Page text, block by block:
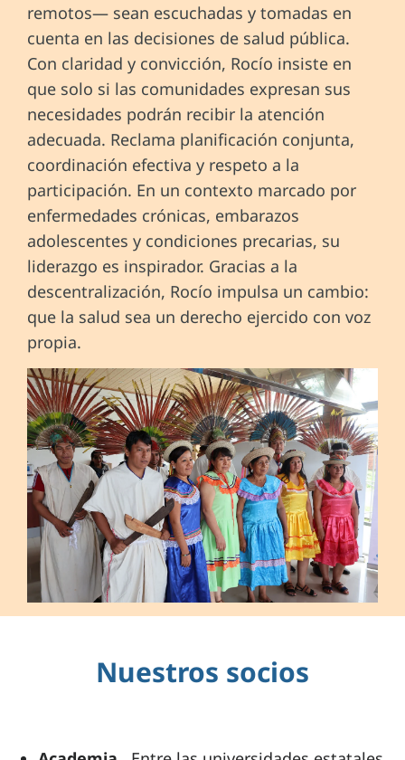
remotos— sean escuchadas y tomadas en
cuenta en las decisiones de salud pública.
Con claridad y convicción, Rocío insiste en
que solo si las comunidades expresan sus
necesidades podrán recibir la atención
adecuada. Reclama planificación conjunta,
coordinación efectiva y respeto a la
participación. En un contexto marcado por
enfermedades crónicas, embarazos
adolescentes y condiciones precarias, su
liderazgo es inspirador. Gracias a la
descentralización, Rocío impulsa un cambio:
que la salud sea un derecho ejercido con voz
propia.
Nuestros socios